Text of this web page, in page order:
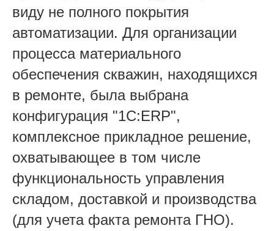
виду не полного покрытия
автоматизации. Для организации
процесса материального
обеспечения скважин, находящихся
в ремонте, была выбрана
конфигурация "1С:ERP",
комплексное прикладное решение,
охватывающее в том числе
функциональность управления
складом, доставкой и производства
(для учета факта ремонта ГНО).